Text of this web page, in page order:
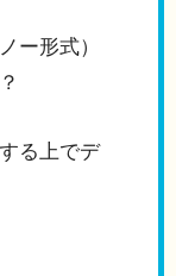
ー形式）
る上でデ